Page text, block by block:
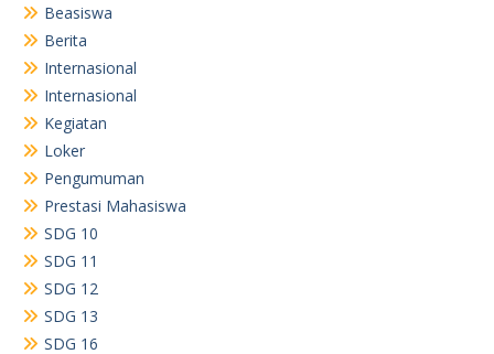
Beasiswa
Berita
Internasional
Internasional
Kegiatan
Loker
Pengumuman
Prestasi Mahasiswa
SDG 10
SDG 11
SDG 12
SDG 13
SDG 16